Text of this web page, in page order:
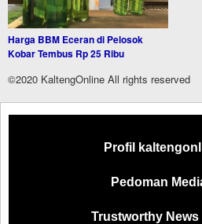
Harga BBM Eceran di Pelosok
Kobar Tembus Rp 25 Ribu
©2020 KaltengOnline All rights reserved
Profil
Pedoman
Trustworthy